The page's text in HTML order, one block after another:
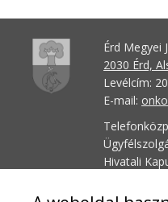
Érd Megyei
2030 Érd,
Levélcím:
E-mail:
Hivatali